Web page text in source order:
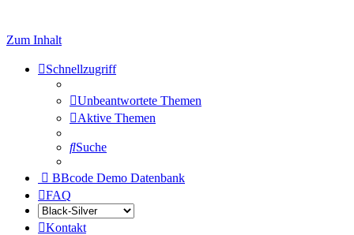
Zum Inhalt
Schnellzugriff
Unbeantwortete Themen
Aktive Themen
Suche
BBcode Demo Datenbank
FAQ
Kontakt